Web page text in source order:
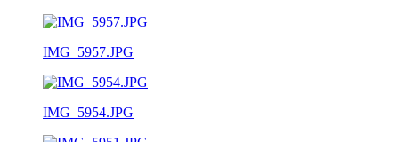
IMG_5957.JPG
IMG_5954.JPG